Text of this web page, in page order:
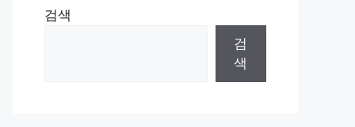
검색
검
색